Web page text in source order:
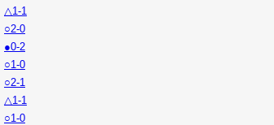
△1-1
○2-0
●0-2
○1-0
○2-1
△1-1
○1-0